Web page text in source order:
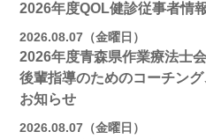
2026年度QOL健診従事者情
2026.08.07（金曜日）
2026年度青森県作業療法士
後輩指導のためのコーチン
お知らせ
2026.08.07（金曜日）